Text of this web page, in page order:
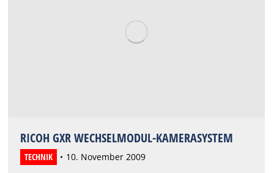
RICOH GXR WECHSELMODUL-KAMERASYSTEM
TECHNIK 10. November 2009